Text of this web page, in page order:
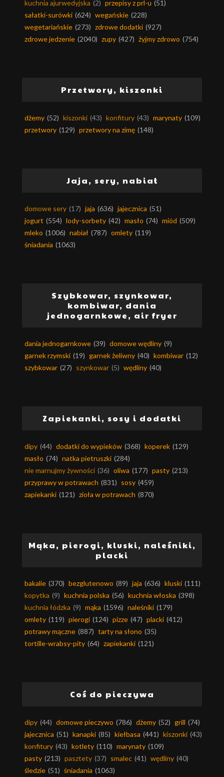
kuchnia ajurwedyjska (2) przepisy z prl-u (51)
sałatki-surówki (624) wegańskie (228)
wegetariańskie (273) zdrowe dodatki (927)
zdrowe jedzenie (2040) zupy (427) żyjmy zdrowo (754)
Przetwory, kiszonki
dżemy (52) kiszonki (43) konfitury (43) marynaty (109)
przetwory (129) przetwory na zimę (148)
Jaja, sery, nabiał
domowe sery (17) jaja (636) jajecznica (51)
jogurt (554) lody-sorbety (42) masło (74) miód (509)
mleko (1006) nabiał (787) omlety (119)
śniadania (1063)
Szybkowar, szynkowar,
kombiwar, dania
jednogarnkowe, air fryer
dania jednogarnkowe (39) domowe wędliny (9)
garnek rzymski (19) garnek żeliwny (40) kombiwar (12)
szybkowar (27) szynkowar (5) wędliny (40)
Zapiekanki, sosy i dodatki
dipy (44) dodatki do wypieków (368) koperek (129)
masło (74) natka pietruszki (284)
nie marnujmy żywności (36) oliwa (177) pasty (213)
przyprawy w potrawach (831) sosy (459)
zapiekanki (121) zioła w potrawach (870)
Mąka, pierogi, kluski, naleśniki,
placki
bakalie (370) bezglutenowo (89) jaja (636) kluski (111)
kopytka (9) kuchnia polska (56) kuchnia włoska (398)
kuchnia łódzka (9) mąka (1596) naleśniki (179)
omlety (119) pierogi (124) pizze (47) placki (412)
potrawy mączne (887) tarty na słono (35)
tortille-wrabsy-pity (64) zapiekanki (121)
Coś do pieczywa
dipy (44) domowe pieczywo (786) dżemy (52) grill (74)
jajecznica (51) kanapki (85) kiełbasa (441) kiszonki (43)
konfitury (43) kotlety (110) marynaty (109)
pasty (213) pasztety (37) smalec (41) wędliny (40)
śledzie (51) śniadania (1063)